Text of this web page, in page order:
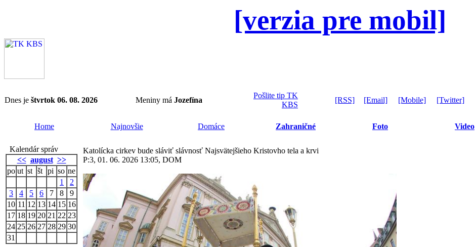
[verzia pre mobil]
Dnes je štvrtok 06. 08. 2026 Meniny má Jozefína
Pošlite tip TK
KBS
[RSS] [Email] [Mobile] [Twitter]
Home Najnovšie Domáce Zahraničné Foto Video
Kalendár správ
<< august >>
po ut st št pi so ne
1
2
3
4 5 6 7 8
9
10 11 12 13 14 15 16
17 18 19 20 21 22 23
24 25 26 27 28 29 30
31
Katolícka cirkev bude sláviť slávnosť Najsvätejšieho Kristovho tela a krvi
P:3, 01. 06. 2026 13:05, DOM